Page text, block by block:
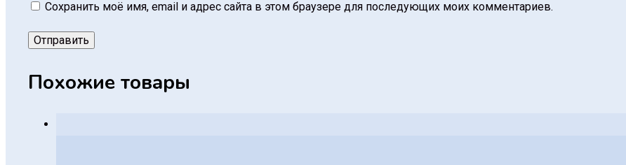
Сохранить моё имя, email и адрес сайта в этом браузере для последующих моих комментариев.
Похожие товары